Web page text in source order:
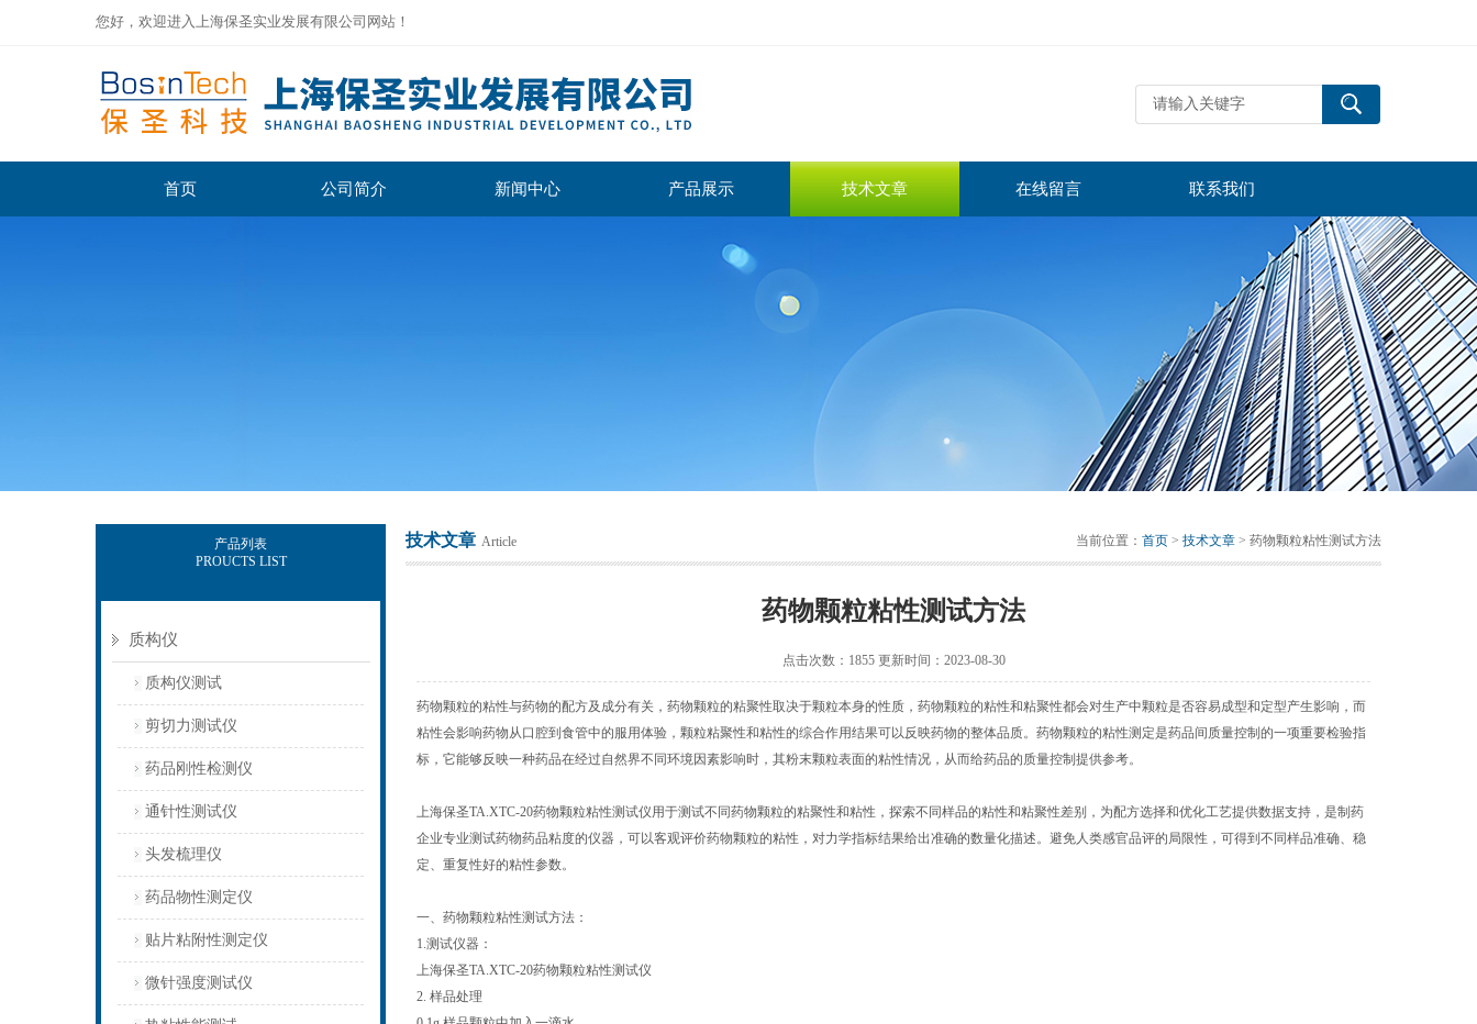
您好，欢迎进入上海保圣实业发展有限公司网站！
首页 公司简介 新闻中心 产品展示 技术文章 在线留言 联系我们
产品列表
PROUCTS LIST
质构仪
质构仪测试
剪切力测试仪
药品刚性检测仪
通针性测试仪
头发梳理仪
药品物性测定仪
贴片粘附性测定仪
微针强度测试仪
技术文章 Article 当前位置： 首页 > 技术文章 > 药物颗粒粘性测试方法
药物颗粒粘性测试方法
点击次数：1855 更新时间：2023-08-30
药物颗粒的粘性与药物的配方及成分有关，药物颗粒的粘聚性取决于颗粒本身的性质，药物颗粒的粘性和粘聚性都会对生产中颗粒是否容易成型和定型产生影响，而
粘性会影响药物从口腔到食管中的服用体验，颗粒粘聚性和粘性的综合作用结果可以反映药物的整体品质。药物颗粒的粘性测定是药品间质量控制的一项重要检验指
标，它能够反映一种药品在经过自然界不同环境因素影响时，其粉末颗粒表面的粘性情况，从而给药品的质量控制提供参考。
上海保圣TA.XTC-20药物颗粒粘性测试仪用于测试不同药物颗粒的粘聚性和粘性，探索不同样品的粘性和粘聚性差别，为配方选择和优化工艺提供数据支持，是制药
企业专业测试药物药品粘度的仪器，可以客观评价药物颗粒的粘性，对力学指标结果给出准确的数量化描述。避免人类感官品评的局限性，可得到不同样品准确、稳
定、重复性好的粘性参数。
一、药物颗粒粘性测试方法：
1.测试仪器：
上海保圣TA.XTC-20药物颗粒粘性测试仪
2. 样品处理